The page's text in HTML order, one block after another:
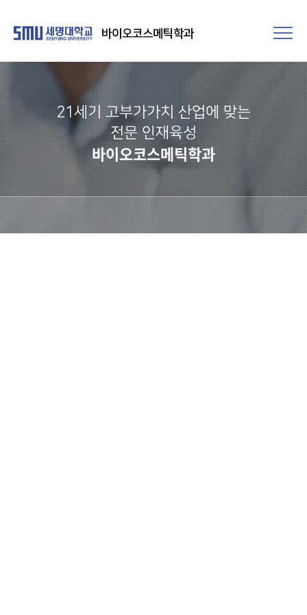
바이오코스메틱학과
21세기 고부가가치 산업에 맞는
전문 인재육성
바이오코스메틱학과